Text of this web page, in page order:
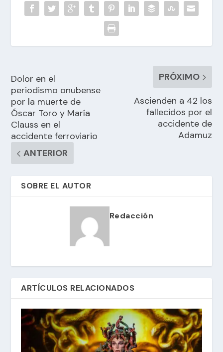
Dolor en el
periodismo onubense
por la muerte de
Óscar Toro y María
Clauss en el
accidente ferroviario
ANTERIOR
PRÓXIMO
Ascienden a 42 los
fallecidos por el
accidente de
Adamuz
SOBRE EL AUTOR
Redacción
ARTÍCULOS RELACIONADOS